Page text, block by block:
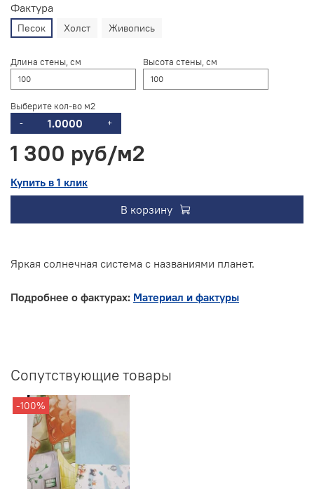
Фактура
Песок Холст Живопись
Длина стены, см Высота стены, см
Выберите кол-во м2
- +
1 300 руб
Купить в 1 клик
В корзину
Яркая солнечная система с названиями планет.
Подробнее о фактурах: Материал и фактуры
Сопутствующие товары
-100%